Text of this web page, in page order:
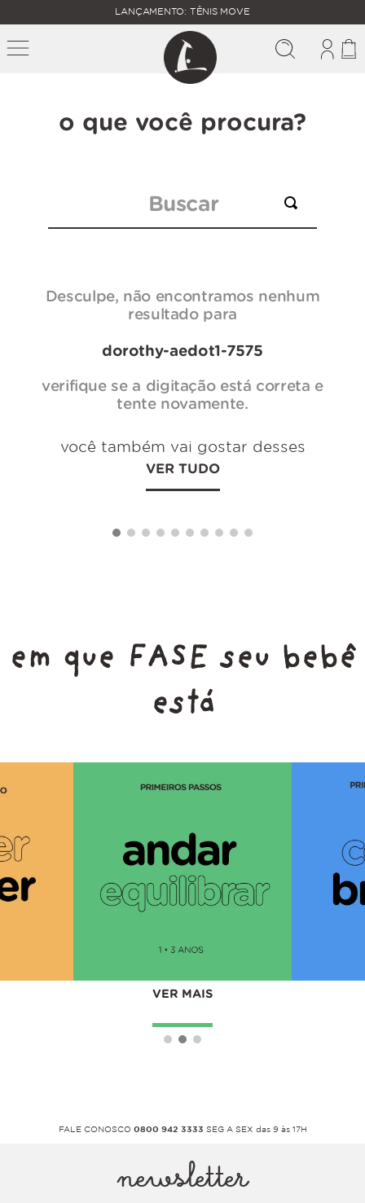
FALTAM
MAIS
R$
400,00
PARA O
FRETE
GRÁTIS
LANÇAMENTO: TÊNIS MOVE
o que você procura?
Desculpe, não encontramos nenhum
resultado para
dorothy-aedot1-7575
verifique se a digitação está correta e
tente novamente.
você também vai gostar desses
VER TUDO
em que FASE seu bebê
está
VER MAIS
FALE CONOSCO 0800 942 3333 SEG A SEX das 9 às 17H
newsletter